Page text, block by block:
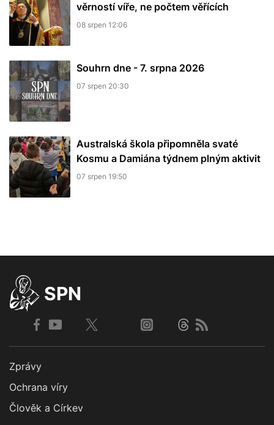
věrností víře, ne počtem věřících
08 srpen 12:06
Souhrn dne - 7. srpna 2026
07 srpen 20:30
Australská škola připomněla svaté
Kosmu a Damiána týdnem plným aktivit
07 srpen 19:50
SPN
Zprávy
Ochrana víry
Člověk a Církev